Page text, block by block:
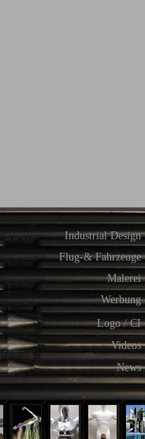
Industrial Design
Flug-& Fahrzeuge
Malerei
Werbung
Logo / CI
Videos
News